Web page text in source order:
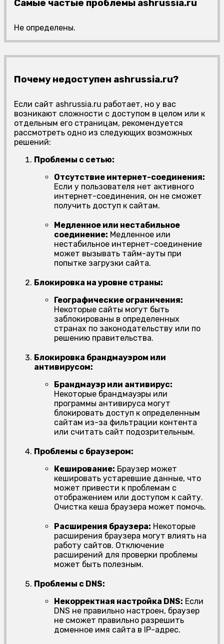
Самые частые проблемы ashrussia.ru
Не определены.
Почему недоступен ashrussia.ru?
Если сайт ashrussia.ru работает, но у вас
возникают сложности с доступом в целом или к
отдельным его страницам, рекомендуется
рассмотреть одно из следующих возможных
решений:
Проблемы с сетью:
Отсутствие интернет-соединения:
Если у пользователя нет активного
интернет-соединения, он не сможет
получить доступ к сайтам.
Медленное или нестабильное
соединение: Медленное или
нестабильное интернет-соединение
может вызывать тайм-ауты при
попытке загрузки сайта.
Блокировка на уровне страны:
Географические ограничения:
Некоторые сайты могут быть
заблокированы в определенных
странах по законодательству или по
решению правительства.
Блокировка брандмауэром или
антивирусом:
Брандмауэр или антивирус:
Некоторые брандмауэры или
программы антивируса могут
блокировать доступ к определенным
сайтам из-за фильтрации контента
или считать сайт подозрительным.
Проблемы с браузером:
Кеширование: Браузер может
кешировать устаревшие данные, что
может привести к проблемам с
отображением или доступом к сайту.
Очистка кеша браузера может помочь.
Расширения браузера: Некоторые
расширения браузера могут влиять на
работу сайтов. Отключение
расширений для проверки проблемы
может быть полезным.
Проблемы с DNS:
Некорректная настройка DNS: Если
DNS не правильно настроен, браузер
не сможет правильно разрешить
доменное имя сайта в IP-адрес.